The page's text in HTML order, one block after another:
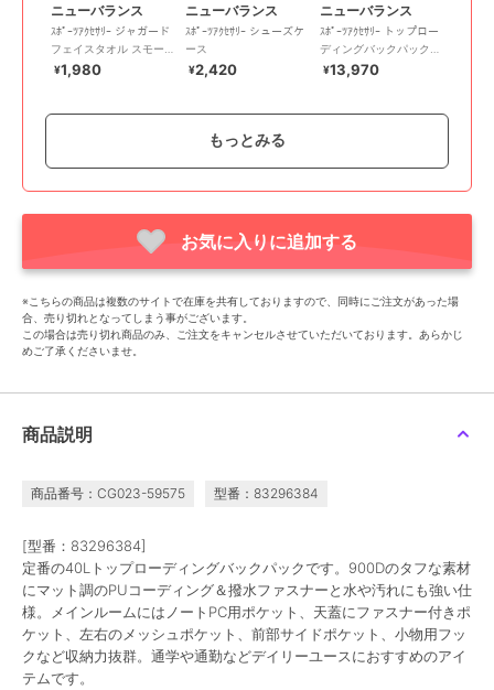
ニューバランス
ｽﾎﾟｰﾂｱｸｾｻﾘｰ ジャガード
フェイスタオル スモー
ルフライングNBロゴ
¥1,980
ニューバランス
ｽﾎﾟｰﾂｱｸｾｻﾘｰ シューズケ
ース
¥2,420
ニューバランス
ｽﾎﾟｰﾂｱｸｾｻﾘｰ トップロー
ディングバックパック
35L
¥13,970
ニューバランス
ース L
¥2,970
ニューバランス
ディングバックパック
30L
¥11,990
ニューバランス
ディングバックパック
¥ 14,960
もっとみる
お気に入りに追加する
※こちらの商品は複数のサイトで在庫を共有しておりますので、同時にご注文があった場
合、売り切れとなってしまう事がございます。
この場合は売り切れ商品のみ、ご注文をキャンセルさせていただいております。あらかじ
めご了承くださいませ。
商品説明
商品番号：CG023-59575 型番：83296384
[型番：83296384]
定番の40Lトップローディングバックパックです。900Dのタフな素材
にマット調のPUコーディング＆撥水ファスナーと水や汚れにも強い仕
様。メインルームにはノートPC用ポケット、天蓋にファスナー付きポ
ケット、左右のメッシュポケット、前部サイドポケット、小物用フッ
クなど収納力抜群。通学や通勤などデイリーユースにおすすめのアイ
テムです。